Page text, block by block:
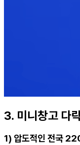
3. 미니창고 다
1) 압도적인 전국